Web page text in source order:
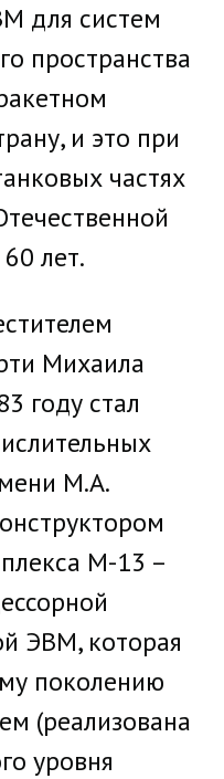
для систем
пространства
и это при
частях
лет.
Михаила
году стал
М.А.
М-13 –
ЭВМ, которая
поколению
(реализована
уровня